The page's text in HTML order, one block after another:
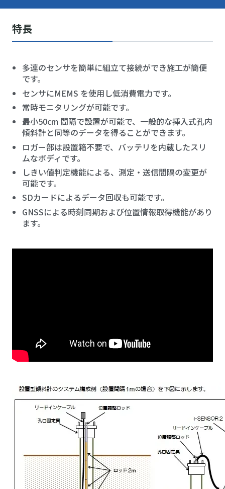
特長
多連のセンサを簡単に組立て接続ができ施工が簡便
です。
センサにMEMS を使用し低消費電力です。
常時モニタリングが可能です。
最小50cm 間隔で設置が可能で、一般的な挿入式孔内
傾斜計と同等のデータを得ることができます。
ロガー部は設置箱不要で、バッテリを内蔵したスリ
ムなボディです。
しきい値判定機能による、測定・送信間隔の変更が
可能です。
SDカードによるデータ回収も可能です。
GNSSによる時刻同期および位置情報取得機能があり
ます。